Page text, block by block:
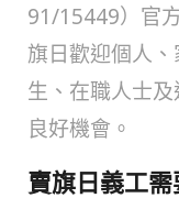
91/15449）官
旗日歡迎個人
生、在職人士
良好機會。
賣旗日義工